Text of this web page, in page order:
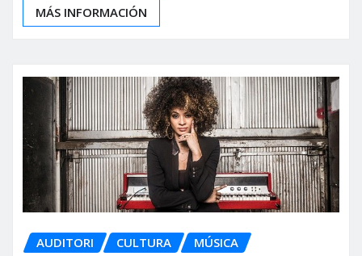
MÁS INFORMACIÓN
AUDITORI CULTURA MÚSICA